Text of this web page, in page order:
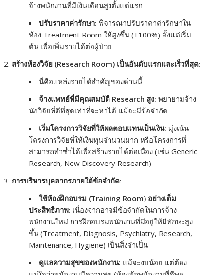
จ้างพนักงานที่มีเงินเดือนสูงตั้งแต่แรก
ปรับราคาค่ารักษา: พิจารณาปรับราคาค่ารักษาใน
ห้อง Treatment Room ให้สูงขึ้น (+100%) ตั้งแต่เริ่ม
ต้น เพื่อเพิ่มรายได้ต่อผู้ป่วย
สร้างห้องวิจัย (Research Room) เป็นอันดับแรกและเร็วที่สุด:
นี่คือแหล่งรายได้สำคัญของด่านนี้
จ้างแพทย์ที่มีคุณสมบัติ Research สูง: พยายามจ้าง
นักวิจัยที่ดีที่สุดเท่าที่จะหาได้ แม้จะมีข้อจำกัด
เริ่มโครงการวิจัยที่ให้ผลตอบแทนเป็นเงิน: มุ่งเน้น
โครงการวิจัยที่ให้เงินทุนจำนวนมาก หรือโครงการที่
สามารถทำซ้ำได้เพื่อสร้างรายได้ต่อเนื่อง (เช่น Generic
Research, New Discovery Research)
การบริหารบุคลากรภายใต้ข้อจำกัด:
ใช้ห้องฝึกอบรม (Training Room) อย่างเต็ม
ประสิทธิภาพ: เนื่องจากอาจมีข้อจำกัดในการจ้าง
พนักงานใหม่ การฝึกอบรมพนักงานที่มีอยู่ให้มีทักษะสูง
ขึ้น (Treatment, Diagnosis, Psychiatry, Research,
Maintenance, Hygiene) เป็นสิ่งจำเป็น
ดูแลความสุขของพนักงาน: แม้จะงบน้อย แต่ต้อง